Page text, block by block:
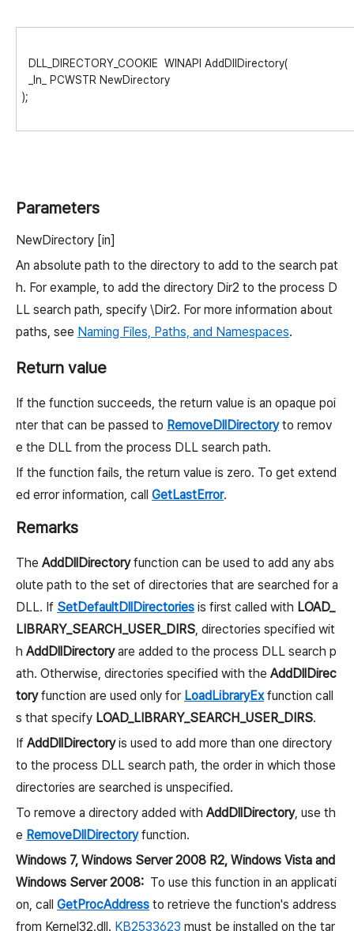
DLL_DIRECTORY_COOKIE WINAPI AddDllDirectory(
_In_ PCWSTR NewDirectory
);
Parameters
NewDirectory [in]
An absolute path to the directory to add to the search pat
h. For example, to add the directory Dir2 to the process D
LL search path, specify \Dir2. For more information about
paths, see Naming Files, Paths, and Namespaces.
Return value
If the function succeeds, the return value is an opaque poi
nter that can be passed to RemoveDllDirectoryto remov
e the DLL from the process DLL search path.
If the function fails, the return value is zero. To get extend
ed error information, call GetLastError.
Remarks
The AddDllDirectoryfunction can be used to add any abs
olute path to the set of directories that are searched for a
DLL. If SetDefaultDllDirectories is first called with LOAD_
LIBRARY_SEARCH_USER_DIRS, directories specified wit
h AddDllDirectoryare added to the process DLL search p
ath. Otherwise, directories specified with the AddDllDirec
toryfunction are used only for LoadLibraryExfunction call
s that specify LOAD_LIBRARY_SEARCH_USER_DIRS.
If AddDllDirectoryis used to add more than one directory
to the process DLL search path, the order in which those
directories are searched is unspecified.
To remove a directory added with AddDllDirectory, use th
e RemoveDllDirectoryfunction.
Windows 7, Windows Server 2008 R2, Windows Vista and
Windows Server 2008: To use this function in an applicati
on, call GetProcAddress to retrieve the function's address
from Kernel32.dll. KB2533623 must be installed on the tar